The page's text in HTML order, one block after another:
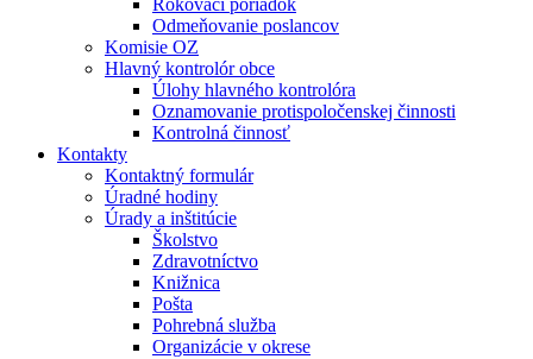
Rokovací poriadok
Odmeňovanie poslancov
Komisie OZ
Hlavný kontrolór obce
Úlohy hlavného kontrolóra
Oznamovanie protispoločenskej činnosti
Kontrolná činnosť
Kontakty
Kontaktný formulár
Úradné hodiny
Úrady a inštitúcie
Školstvo
Zdravotníctvo
Knižnica
Pošta
Pohrebná služba
Organizácie v okrese